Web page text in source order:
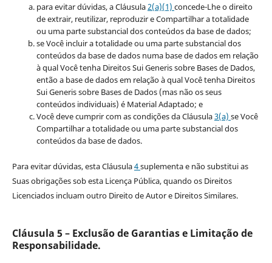
para evitar dúvidas, a Cláusula2(a)(1) concede-Lhe o direito
de extrair, reutilizar, reproduzir e Compartilhar a totalidade
ou uma parte substancial dos conteúdos da base de dados;
se Você incluir a totalidade ou uma parte substancial dos
conteúdos da base de dados numa base de dados em relação
à qual Você tenha Direitos Sui Generis sobre Bases de Dados,
então a base de dados em relação à qual Você tenha Direitos
Sui Generis sobre Bases de Dados (mas não os seus
conteúdos individuais) é Material Adaptado; e
Você deve cumprir com as condições da Cláusula3(a) se Você
Compartilhar a totalidade ou uma parte substancial dos
conteúdos da base de dados.
Para evitar dúvidas, esta Cláusula4suplementa e não substitui as
Suas obrigações sob esta Licença Pública, quando os Direitos
Licenciados incluam outro Direito de Autor e Direitos Similares.
Cláusula 5 – Exclusão de Garantias e Limitação de
Responsabilidade.